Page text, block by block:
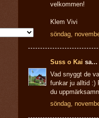
velkommen!
Klem Vivi
söndag,
Suss o Kai sa...
Vad snyggt de
funkar ju alltid :)
du
söndag,